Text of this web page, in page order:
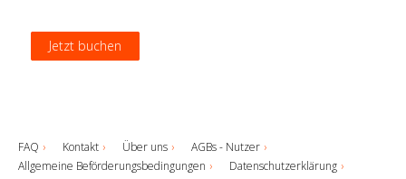
Jetzt buchen
Jetzt buchen
Jetzt buchen
Jetzt buchen
FAQ Kontakt Über uns
AGBs - Nutzer
Allgemeine Beförderungsbedingungen
Datenschutzerklärung